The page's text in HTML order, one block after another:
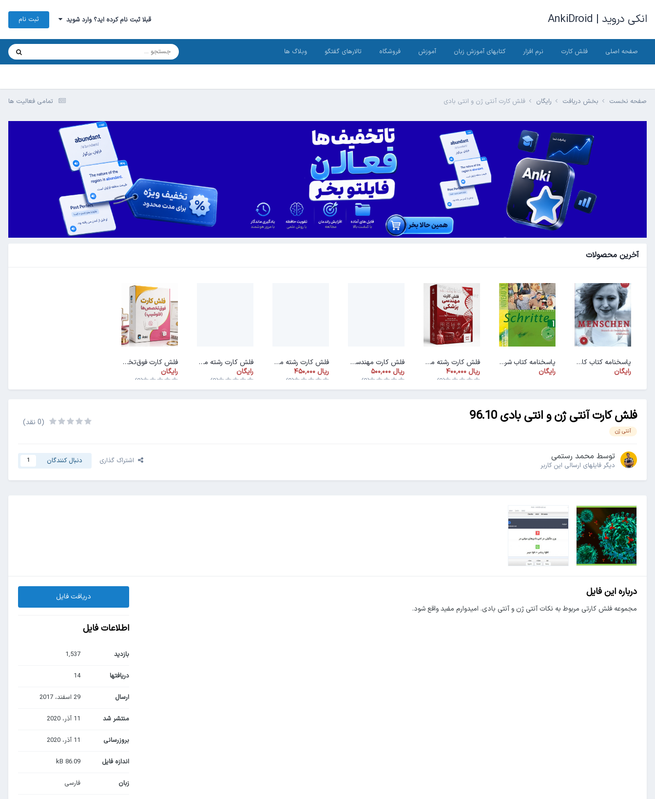
انکی دروید | AnkiDroid قبلا ثبت نام کرده اید؟ وارد شوید ثبت نام
صفحه اصلی فلش کارت نرم افزار کتابهای آموزش زبان آموزش فروشگاه تالارهای گفتگو وبلاگ ها
تمامی فعالیت ها صفحه نخست بخش دریافت رایگان فلش کارت آنتی ژن و انتی بادی
آخرین محصولات
پاسخنامه کتاب کار ArbeitsbuchMenschen A1.1
رایگان
پاسخنامه کتاب شریته ۱ (PDF)
رایگان
فلش کارت رشته مهندسی پزشکی
(0)
فلش کارت مهندسی بهداشت و ایمنی کار
(0)
فلش کارت رشته مهندسی انرژی
(0)
فلش کارت رشته مهندسی اپتیک و لیزر
رایگان
(0)
فلش کارت فوق‌تخصص‌ها (فلوشیپ)
رایگان
(0)
فلش کارت آنتی ژن و انتی بادی 96.10
آنتی ژن
(0 نقد)
توسط محمد رستمی
دیگر فایل‎های ارسالی این کاربر اشتراک گذاری دنبال کنندگان 1
درباره این فایل
مجموعه فلش کارتی مربوط به نکات آنتی ژن و آنتی بادی. امیدوارم مفید واقع شود.
دریافت فایل
اطلاعات فایل
بازدید 1,537
دریافت‎ها 14
ارسال 29 اسفند، 2017
منتشر شد 11 آذر، 2020
بروزرسانی 11 آذر، 2020
اندازه فایل 86.09 kB
زبان فارسی